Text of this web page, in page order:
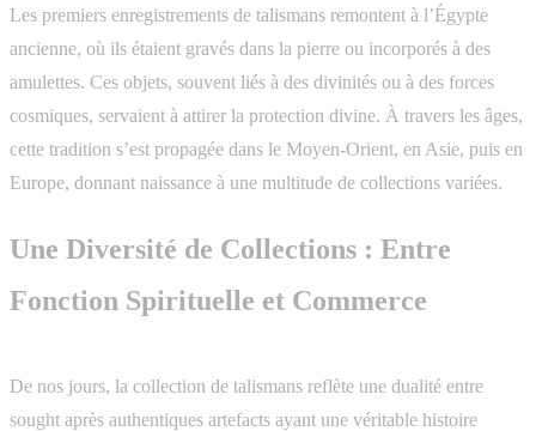
Les premiers enregistrements de talismans remontent à l’Égypte
ancienne, où ils étaient gravés dans la pierre ou incorporés à des
amulettes. Ces objets, souvent liés à des divinités ou à des forces
cosmiques, servaient à attirer la protection divine. À travers les âges,
cette tradition s’est propagée dans le Moyen-Orient, en Asie, puis en
Europe, donnant naissance à une multitude de collections variées.
Une Diversité de Collections : Entre
Fonction Spirituelle et Commerce
De nos jours, la collection de talismans reflète une dualité entre
sought après authentiques artefacts ayant une véritable histoire